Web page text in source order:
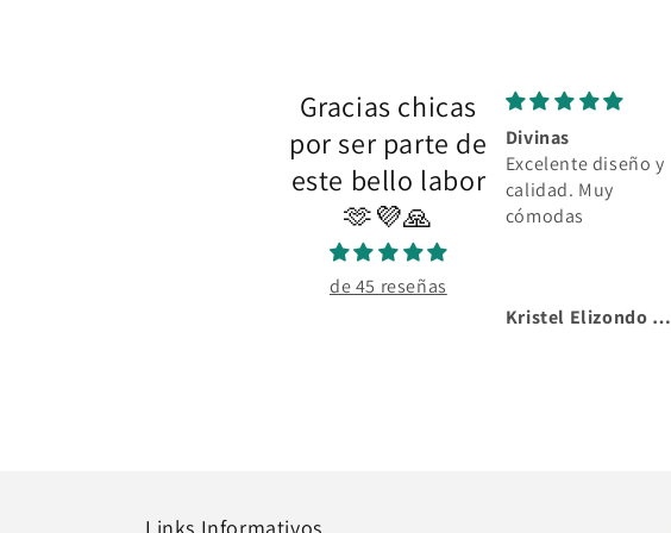
Gracias chicas
por ser parte de
este bello labor
🫶💜🙏
de 45 reseñas
Divinas
Excelente diseño y
calidad. Muy
cómodas
Kristel Elizondo Moya